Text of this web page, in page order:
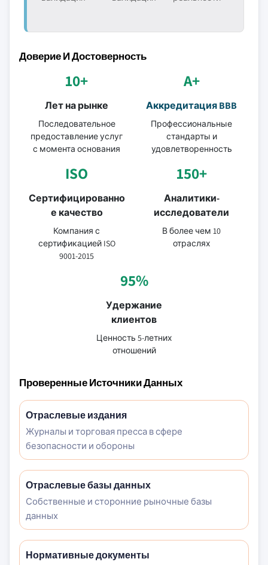
Доверие И Достоверность
10+
Лет на рынке
Последовательное
предоставление услуг
с момента основания
A+
Аккредитация BBB
Профессиональные
стандарты и
удовлетворенность
ISO
Сертифицированно
е качество
Компания с
сертификацией ISO
9001-2015
150+
Аналитики-
исследователи
В более чем 10
отраслях
95%
Удержание
клиентов
Ценность 5-летних
отношений
Проверенные Источники Данных
Отраслевые издания
Журналы и торговая пресса в сфере
безопасности и обороны
Отраслевые базы данных
Собственные и сторонние рыночные базы
данных
Нормативные документы